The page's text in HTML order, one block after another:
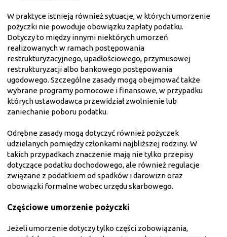
W praktyce istnieją również sytuacje, w których umorzenie
pożyczki nie powoduje obowiązku zapłaty podatku.
Dotyczy to między innymi niektórych umorzeń
realizowanych w ramach postępowania
restrukturyzacyjnego, upadłościowego, przymusowej
restrukturyzacji albo bankowego postępowania
ugodowego. Szczególne zasady mogą obejmować także
wybrane programy pomocowe i finansowe, w przypadku
których ustawodawca przewidział zwolnienie lub
zaniechanie poboru podatku.
Odrębne zasady mogą dotyczyć również pożyczek
udzielanych pomiędzy członkami najbliższej rodziny. W
takich przypadkach znaczenie mają nie tylko przepisy
dotyczące podatku dochodowego, ale również regulacje
związane z podatkiem od spadków i darowizn oraz
obowiązki formalne wobec urzędu skarbowego.
Częściowe umorzenie pożyczki
Jeżeli umorzenie dotyczy tylko części zobowiązania,